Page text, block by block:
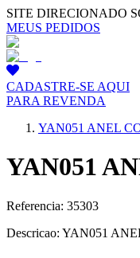
SITE DIRECIONADO
MEUS PEDIDOS
CADASTRE-SE AQUI
PARA REVENDA
YAN051 ANEL
YAN051
Referencia: 35303
Descricao: YAN051